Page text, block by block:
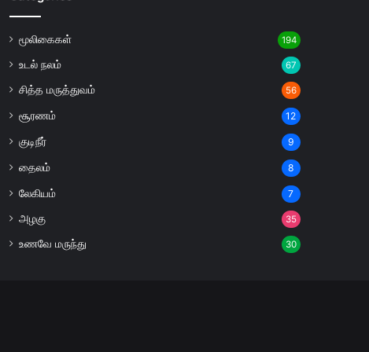
மூலிகைகள் 194
உடல் நலம் 67
சித்த மருத்துவம் 56
சூரணம் 12
குடிநீர் 9
தைலம் 8
லேகியம் 7
அழகு 35
உணவே மருந்து 30